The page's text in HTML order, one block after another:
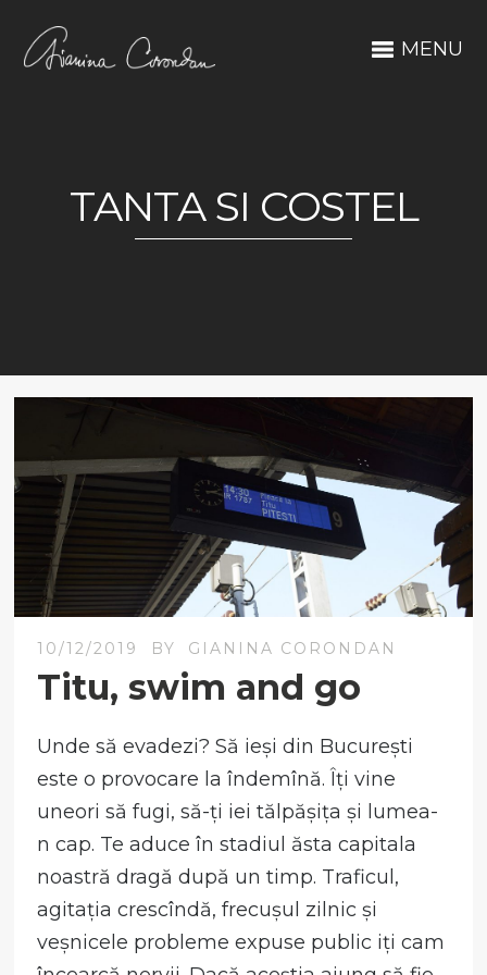
MENU
TANTA SI COSTEL
10/12/2019 BY GIANINA CORONDAN
Titu, swim and go
Unde să evadezi? Să ieși din București
este o provocare la îndemînă. Îți vine
uneori să fugi, să-ți iei tălpășița și lumea-
n cap. Te aduce în stadiul ăsta capitala
noastră dragă după un timp. Traficul,
agitația crescîndă, frecușul zilnic și
veșnicele probleme expuse public iți cam